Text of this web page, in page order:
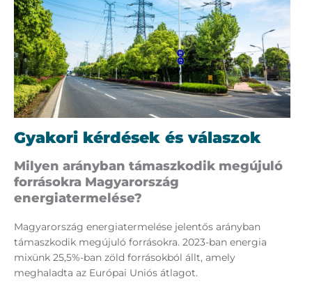
Gyakori kérdések és válaszok
Milyen arányban támaszkodik megújuló
forrásokra Magyarország
energiatermelése?
Magyarország energiatermelése jelentős arányban
támaszkodik megújuló forrásokra. 2023-ban energia
mixünk 25,5%-ban zöld forrásokból állt, amely
meghaladta az Európai Uniós átlagot.